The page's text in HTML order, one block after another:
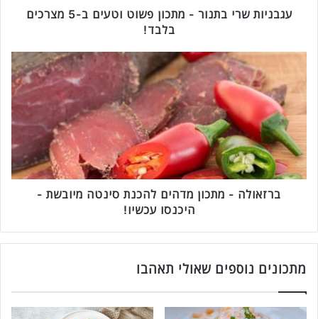
-
מ
כ
ו
ן
ט
ט
י
ם
עגבניות שרי בתנור - מתכון פשוט וטעים ב-5 מצרכים
בלבד!
א
ו
ה
-
מ
ד
י
ם
ברזאולה - מתכון מדהים להכנת סינטה מיובשת -
היכנסו עכשיו!
מתכונים נוספים שאולי תאהבו